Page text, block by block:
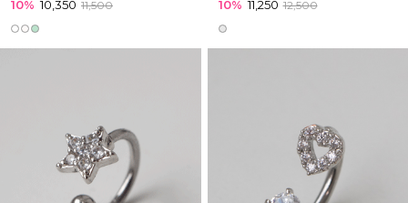
10% 10,350 11,500 10% 11,250 12,500